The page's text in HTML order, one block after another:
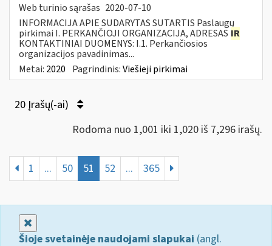
Web turinio sąrašas 2020-07-10
INFORMACIJA APIE SUDARYTAS SUTARTIS Paslaugų
pirkimai I. PERKANČIOJI ORGANIZACIJA, ADRESAS IR
KONTAKTINIAI DUOMENYS: I.1. Perkančiosios
organizacijos pavadinimas...
Metai: 2020 Pagrindinis:Viešieji pirkimai
20 Įrašų(-ai)
Rodoma nuo 1,001 iki 1,020 iš 7,296 irašų.
1 ... 50 51 52 ... 365
Šioje svetainėje naudojami slapukai (angl.